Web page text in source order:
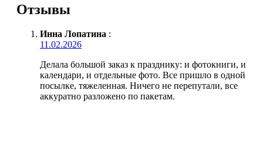
Отзывы
Инна Лопатина :
11.02.2026
Делала большой заказ к празднику: и фотокниги, и
календари, и отдельные фото. Все пришло в одной
посылке, тяжеленная. Ничего не перепутали, все
аккуратно разложено по пакетам.